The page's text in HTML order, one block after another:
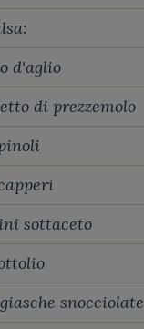
d'aglio
di prezzemolo
sottaceto
snocciolate